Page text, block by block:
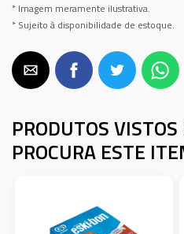
* Imagem meramente ilustrativa.
* Sujeito à disponibilidade de estoque.
PRODUTOS
PROCURA ESTE